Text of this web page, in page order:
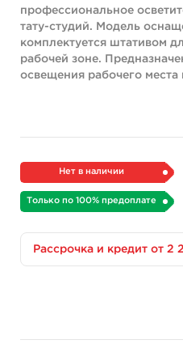
профессиональное
тату-студий. Модель
комплектуется штативом
рабочей зоне.
освещения рабочего места
Лампа разработана
позволяющее детально
возможность установить
универсальное для
возможностью настройки
Нет в наличии
Только по 100% предоплате
Рассрочка и кредит от 2